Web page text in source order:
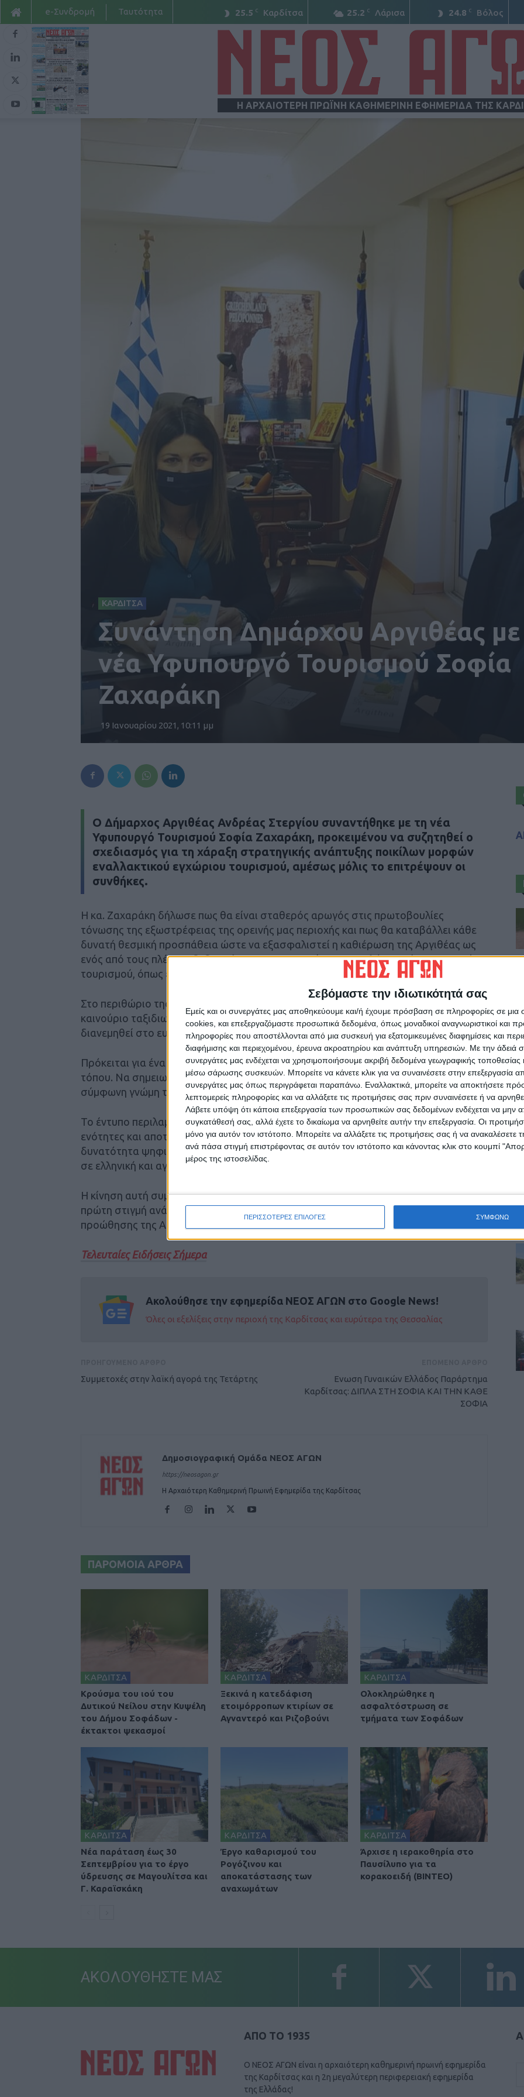
Σεβόμαστε την ιδιωτικότητά σας
Εμείς και οι συνεργάτες μας αποθηκεύουμε και/ή έχουμε πρόσβαση σε πληροφορίες σε
cookies, και επεξεργαζόμαστε προσωπικά δεδομένα, όπως μοναδικοί αναγνωριστικοί και
πληροφορίες που αποστέλλονται από μια συσκευή για εξατομικευμένες διαφημίσεις και
διαφήμισης και περιεχομένου, έρευνα ακροατηρίου και ανάπτυξη υπηρεσιών. Με την άδειά
συνεργάτες μας ενδέχεται να χρησιμοποιήσουμε ακριβή δεδομένα γεωγραφικής τοποθεσίας
μέσω σάρωσης συσκευών. Μπορείτε να κάνετε κλικ για να συναινέσετε στην επεξεργασία
συνεργάτες μας όπως περιγράφεται παραπάνω. Εναλλακτικά, μπορείτε να αποκτήσετε
λεπτομερείς πληροφορίες και να αλλάξετε τις προτιμήσεις σας πριν συναινέσετε ή να
Λάβετε υπόψη ότι κάποια επεξεργασία των προσωπικών σας δεδομένων ενδέχεται να μην
συγκατάθεσή σας, αλλά έχετε το δικαίωμα να αρνηθείτε αυτήν την επεξεργασία. Οι
μόνο για αυτόν τον ιστότοπο. Μπορείτε να αλλάξετε τις προτιμήσεις σας ή να ανακαλέσετε
ανά πάσα στιγμή επιστρέφοντας σε αυτόν τον ιστότοπο και κάνοντας κλικ στο κουμπί
μέρος της ιστοσελίδας.
ΠΕΡΙΣΣΟΤΕΡΕΣ ΕΠΙΛΟΓΕΣ ΣΥΜΦΩΝΩ
25.5 C Καρδίτσα 25.2 C Λάρισα 24.8 C Βόλος
e-Συνδρομή Ταυτότητα
Η ΑΡΧΑΙΟΤΕΡΗ ΠΡΩΪΝΗ ΚΑΘΗΜΕΡΙΝΗ ΕΦΗΜΕΡΙΔΑ ΤΗΣ
ΚΑΡΔΙΤΣΑ
Συνάντηση Δημάρχου Αργιθέας
νέα Υφυπουργό Τουρισμού Σοφία
Ζαχαράκη
19 Ιανουαρίου 2021, 10:11 μμ
Ο Δήμαρχος Αργιθέας Ανδρέας Στεργίου συναντήθηκε με τη νέα
Υφυπουργό Τουρισμού Σοφία Ζαχαράκη, προκειμένου να συζητηθεί ο
σχεδιασμός για τη χάραξη στρατηγικής ανάπτυξης ποικίλων μορφών
εναλλακτικού εγχώριου τουρισμού, αμέσως μόλις το επιτρέψουν οι
συνθήκες.
Η κα. Ζαχαράκη δήλωσε πως θα είναι σταθερός αρωγός στις πρωτοβουλίες
τόνωσης της εξωστρέφειας της ορεινής μας περιοχής και πως θα καταβάλλει κάθε
δυνατή θεσμική προσπάθεια ώστε να εξασφαλιστεί η καθιέρωση της Αργιθέας ως
ενός από τους πλέον ενδεδειγμένους προορισμούς για τους λάτρεις ήπιων μορφών
τουρισμού, όπως είναι ο φυσιολατρικός, ο περιπατικός, ο ορεινός κ.ά.
Στο περιθώριο της συνάντησης, ο Δήμαρχος παρέδωσε στην Υφυπουργό τον
καινούριο ταξιδιωτικό οδηγό της Αργιθέας “The gold book of Argithea”, ο οποίος θα
διανεμηθεί στο ευρύ κοινό και σε κάθε ενδιαφερόμενο κατά το προσεχές διάστημα.
Πρόκειται για ένα φιλόδοξο εγχείρημα προβολής και επιπρόσθετης ανάδειξης του
τόπου. Να σημειωθεί φυσικά πως, για τη συγκεκριμένη έκδοση, έχει εξασφαλιστεί η
σύμφωνη γνώμη του ΕΟΤ.
Το έντυπο περιλαμβάνει πλούσιο φωτογραφικό υλικό από όλες τις δημοτικές
ενότητες και αποτυπώνει πλήρως τη μοναδικότητα του τόπου, ενώ υπάρχει η
δυνατότητα ψηφιακής ανάγνωσης μέσα από ειδική σάρωση. Το περιεχόμενο είναι
σε ελληνική και αγγλική γλώσσα.
Η κίνηση αυτή συμπεριλαμβάνεται στη δέσμευση της δημοτικής αρχής από την
πρώτη στιγμή ανάληψης των καθηκόντων της για ουσιαστική ενίσχυση της
προώθησης της Αργιθέας σε πολλαπλό επίπεδο.
Τελευταίες Ειδήσεις Σήμερα
Ακολούθησε την εφημερίδα ΝΕΟΣ ΑΓΩΝ στο Google News!
Όλες οι εξελίξεις στην περιοχή της Καρδίτσας και ευρύτερα της Θεσσαλίας
Συμμετοχές στην λαϊκή αγορά της Τετάρτης
Ενωση Γυναικών Ελλάδος Παράρτημα
Καρδίτσας: ΔΙΠΛΑ ΣΤΗ ΣΟΦΙΑ ΚΑΙ ΤΗΝ ΚΑΘΕ
ΣΟΦΙΑ
Δημοσιογραφική Ομάδα ΝΕΟΣ ΑΓΩΝ
https://neosagon.gr
Η Αρχαιότερη Καθημερινή Πρωινή Εφημερίδα της Καρδίτσας
ΠΑΡΟΜΟΙΑ ΑΡΘΡΑ
ΚΑΡΔΙΤΣΑ
Κρούσμα του ιού του
Δυτικού Νείλου στην Κυψέλη
του Δήμου Σοφάδων -
έκτακτοι ψεκασμοί
ΚΑΡΔΙΤΣΑ
Ξεκινά η κατεδάφιση
ετοιμόρροπων κτιρίων σε
Αγναντερό και Ριζοβούνι
ΚΑΡΔΙΤΣΑ
Ολοκληρώθηκε η
ασφαλτόστρωση σε
τμήματα των Σοφάδων
ΚΑΡΔΙΤΣΑ
Νέα παράταση έως 30
Σεπτεμβρίου για το έργο
ύδρευσης σε Μαγουλίτσα και
Γ. Καραϊσκάκη
ΚΑΡΔΙΤΣΑ
Έργο καθαρισμού του
Ρογόζινου και
αποκατάστασης των
αναχωμάτων
ΚΑΡΔΙΤΣΑ
Άρχισε η ιερακοθηρία στο
Παυσίλυπο για τα
κορακοειδή (ΒΙΝΤΕΟ)
ΑΚΟΛΟΥΘΗΣΤΕ ΜΑΣ
ΑΠΟ ΤΟ 1935
Ο ΝΕΟΣ ΑΓΩΝ είναι η αρχαιότερη καθημερινή πρωινή εφημερίδα
της Καρδίτσας και η 2η μεγαλύτερη περιφερειακή εφημερίδα
της Ελλάδας!